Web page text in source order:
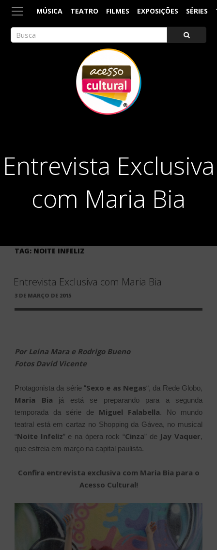
MÚSICA TEATRO FILMES EXPOSIÇÕES SÉRIES
Entrevista Exclusiva
com Maria Bia
TAG: NOITE INFELIZ
Entrevista Exclusiva com Maria Bia
PUBLICADO
3 DE MARÇO DE 2015
Por Leina Mara e Rodrigo Bueno
Fotos David Vicente
Protagonista da série “Sexo e as Negas“, da Rede Globo,
Maria Bia já está se preparando para a segunda
temporada da série de Miguel Falabella. No mundo
teatral está em cartaz no Shopping da Gávea, no musical
“Noite Infeliz” e na ópera rock “Cinza” de Jay Vaquer,
que estreia em março na capital paulista.
Confira entrevista exclusiva com Maria Bia para o
Acesso Cultural!